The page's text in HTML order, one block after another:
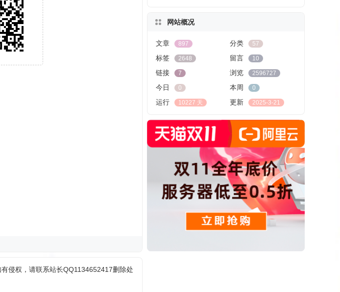
侵权，请联系站长QQ1134652417删除处
网站概况
文章 897 分类 57
标签 2648 留言 10
链接 7 浏览 2596727
今日 0 本周 0
运行 10227 天 更新 2025-3-21